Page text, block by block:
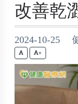
改善乾
2024-10-25
+